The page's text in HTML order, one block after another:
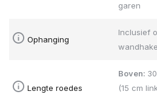
garen
Ophanging
Inclusief
Lengte roedes
Boven:
(15 cm